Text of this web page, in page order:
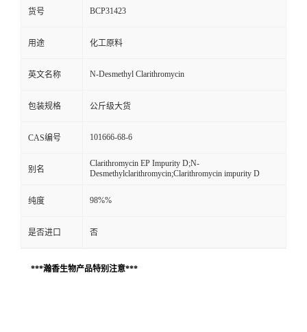
货号 BCP31423
用途 化工原料
英文名称 N-Desmethyl Clarithromycin
包装规格 公斤级大货
CAS编号 101666-68-6
别名
Clarithromycin EP Impurity D;N-
Desmethylclarithromycin;Clarithromycin impurity D
纯度 98%%
是否进口 否
***瀚香生物产品特别注意***